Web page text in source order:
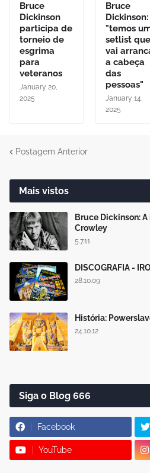
Bruce
Dickinson
participa de
torneio de
esgrima
para
veteranos
January 20,
2025
Bruce
Dickinson:
"temos
setlist que
vai
a cabeça
das
pessoas"
January 14,
2025
Postagem Anterior
Mais vistos
Bruce Dickinson:
Crowley
5.7.11
DISCOGRAFIA -
28.10.09
História:
24.10.12
Siga o Blog 666
Facebook
YouTube